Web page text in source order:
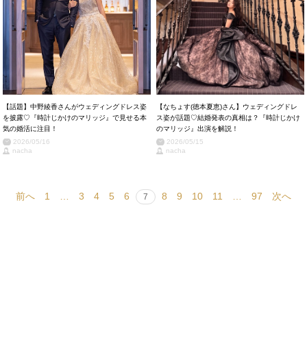
【話題】中野綾香さんがウェディングドレス姿
を披露♡『時計じかけのマリッジ』で見せる本
気の婚活に注目！
2026/05/16
nacha
【なちょす(徳本夏恵)さん】ウェディングドレ
ス姿が話題♡結婚発表の真相は？『時計じかけ
のマリッジ』出演を解説！
2026/05/15
nacha
前へ 1 3 4 5 6 7 8 9 10 11 97 次へ